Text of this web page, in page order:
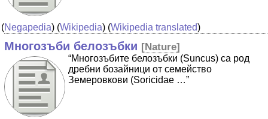
(Negapedia) (Wikipedia) (Wikipedia translated)
Многозъби белозъбки [Nature]
“Многозъбите белозъбки (Suncus) са род
дребни бозайници от семейство
Земеровкови (Soricidae …”